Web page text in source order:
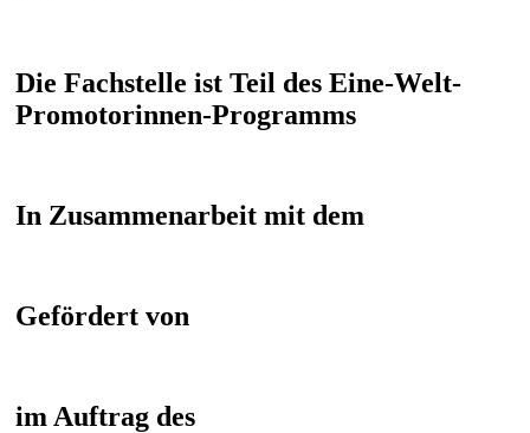
Die Fachstelle ist Teil des Eine-Welt-
Promotorinnen-Programms
In Zusammenarbeit mit dem
Gefördert von
im Auftrag des